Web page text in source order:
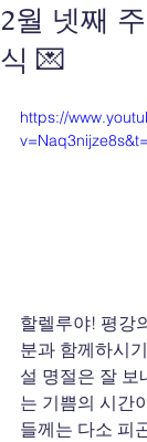
2월 넷째
식 💌
https://
할렐루야! 평강
분과 함께하시
설 명절은 잘
는 기쁨의 시간
들께는 다소 피